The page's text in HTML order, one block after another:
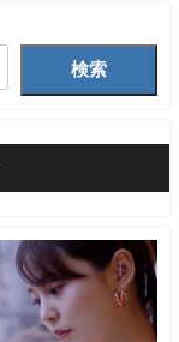
検索